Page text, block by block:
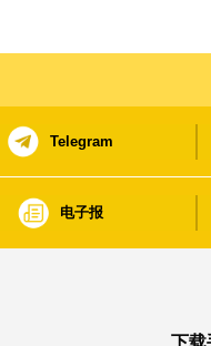
Telegram
电子报
下载